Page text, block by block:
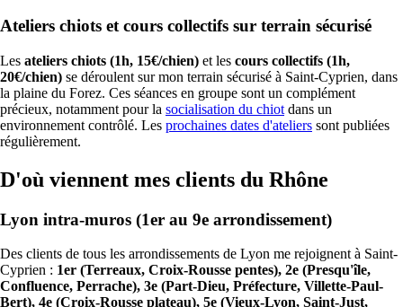
Ateliers chiots et cours collectifs sur terrain sécurisé
Les ateliers chiots (1h, 15€/chien) et les cours collectifs (1h,
20€/chien) se déroulent sur mon terrain sécurisé à Saint-Cyprien, dans
la plaine du Forez. Ces séances en groupe sont un complément
précieux, notamment pour la socialisation du chiot dans un
environnement contrôlé. Les prochaines dates d'ateliers sont publiées
régulièrement.
D'où viennent mes clients du Rhône
Lyon intra-muros (1er au 9e arrondissement)
Des clients de tous les arrondissements de Lyon me rejoignent à Saint-
Cyprien : 1er (Terreaux, Croix-Rousse pentes), 2e (Presqu'île,
Confluence, Perrache), 3e (Part-Dieu, Préfecture, Villette-Paul-
Bert), 4e (Croix-Rousse plateau), 5e (Vieux-Lyon, Saint-Just,